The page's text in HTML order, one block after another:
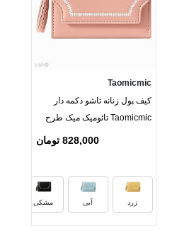
Taomicmic
کیف پول زنانه تاشو دکمه دار
Taomicmic تائومیک میک طرح
828,000 تومان
زرد آبی مشکی